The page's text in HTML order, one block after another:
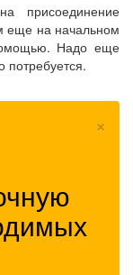
присоединение
еще на начальном
Надо еще
потребуется.
×